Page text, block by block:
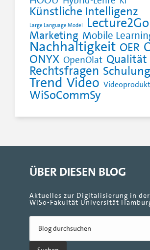
Künstliche Intelligenz
Large Language Model Lecture2Go
Marketing Mobile
Nachhaltigkeit OER
ONYX OpenOlat Qualität
Rechtsfragen Schulung
Trend Video
WiSoCommSy
ÜBER DIESEN BLOG
Aktuelles zur Digitalisierung in der
WiSo-Fakultät Universität